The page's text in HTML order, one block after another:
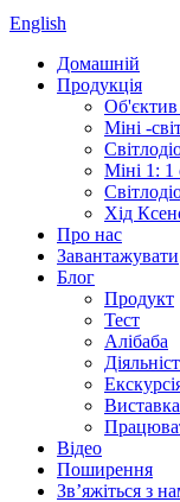
English
Домашній
Продукція
Об'єктив
Міні -
Міні 1: 1
Хід
Про нас
Завантажувати
Блог
Продукт
Тест
Алібаба
Виставка
Відео
Поширення
Зв’яжіться з